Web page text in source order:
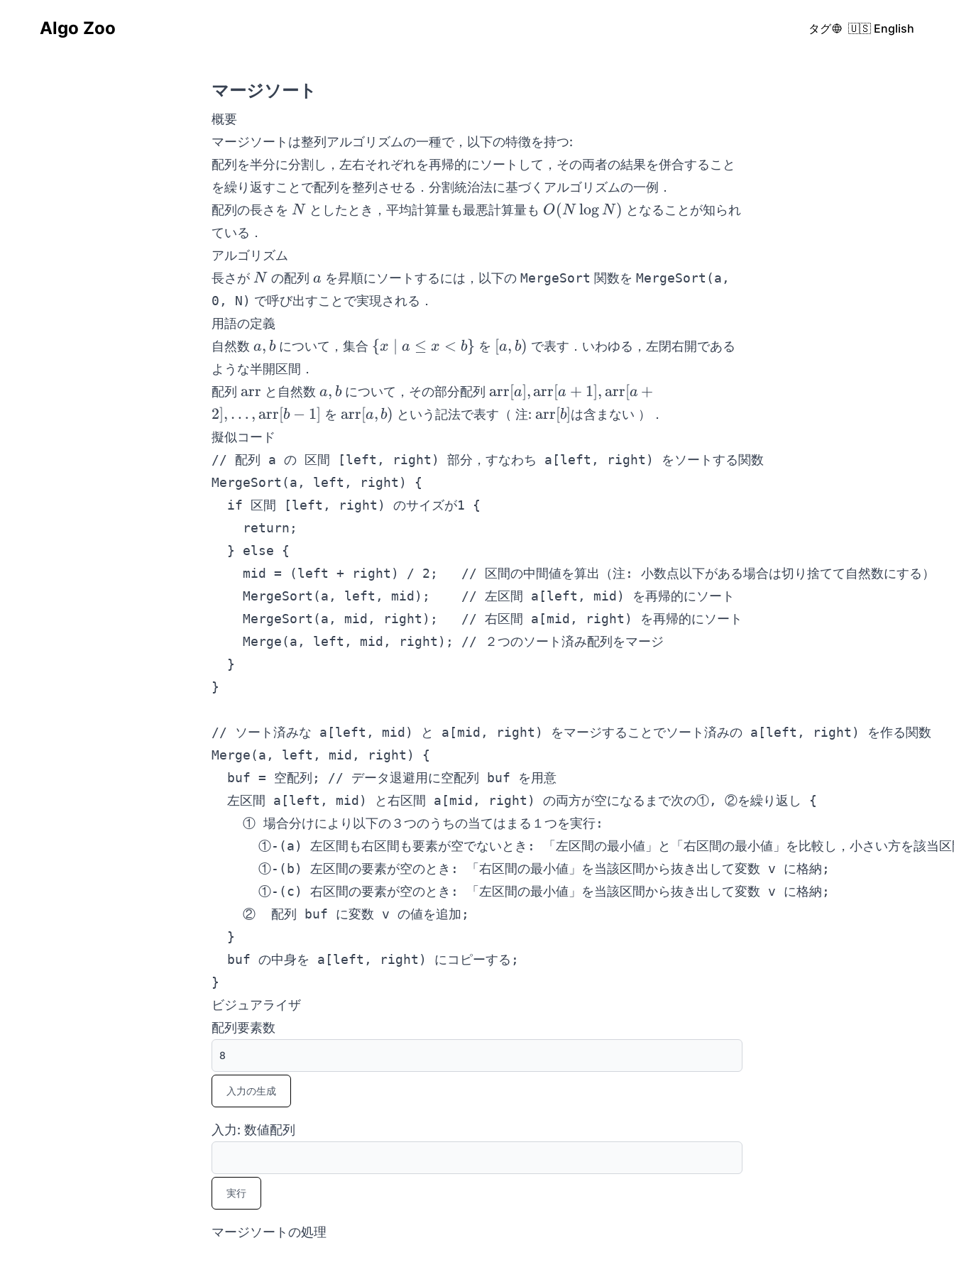
Algo Zoo タグ 🇺🇸 English
マージソート
概要
マージソートは整列アルゴリズムの一種で，以下の特徴を持つ:
配列を半分に分割し，左右それぞれを再帰的にソートして，その両者の結果を併合すること
を繰り返すことで配列を整列させる．分割統治法に基づくアルゴリズムの一例．
配列の長さを N
N としたとき，平均計算量も最悪計算量も O(N
O(N logN) となることが知られ
ている．
アルゴリズム
長さが N
N の配列a
a を昇順にソートするには，以下のMergeSort 関数をMergeSort(a,
0, N) で呼び出すことで実現される．
用語の定義
\gdef\arr{\mathrm{arr}}
自然数 a,
b
a, bについて，集合 \lbrace
x < b
\rbrace
{x ∣ a ≤ x < b} を [a,
[a, b) で表す．いわゆる，左閉右開である
ような半開区間．
配列 \arr
arr と自然数 a,
b
a, bについて，その部分配列 \arr[a],
\arr[a+1],
\arr[a+2],
\arr[b-1]
arr[a],arr[a + 1],arr[a +
2], … ,arr[b − 1] を \arr[a,
arr[a, b) という記法で表す（ 注:\arr[b]
arr[b]は含まない ）．
擬似コード
// 配列 a の 区間 [left, right) 部分，すなわち a[left, right) をソートする関数
MergeSort(a, left, right) {
  if 区間 [left, right) のサイズが1 {
    return;
  } else {
    mid = (left + right) / 2;   // 区間の中間値を算出（注: 小数点以下がある場合は切り捨てて自然数にする）
    MergeSort(a, left, mid);    // 左区間 a[left, mid) を再帰的にソート
    MergeSort(a, mid, right);   // 右区間 a[mid, right) を再帰的にソート
    Merge(a, left, mid, right); // ２つのソート済み配列をマージ
  }
}
// ソート済みな a[left, mid) と a[mid, right) をマージすることでソート済みの a[left, right) を作る関数
Merge(a, left, mid, right) {
  buf = 空配列; // データ退避用に空配列 buf を用意
  左区間 a[left, mid) と右区間 a[mid, right) の両方が空になるまで次の①, ②を繰り返し {
    ① 場合分けにより以下の３つのうちの当てはまる１つを実行:
①-(a) 左区間も右区間も要素が空でないとき: 「左区間の最小値」と「右区間の最小値」を比較し，小さい方を該当
      ①-(b) 左区間の要素が空のとき: 「右区間の最小値」を当該区間から抜き出して変数 v に格納;
      ①-(c) 右区間の要素が空のとき: 「左区間の最小値」を当該区間から抜き出して変数 v に格納;
    ②  配列 buf に変数 v の値を追加;
  }
  buf の中身を a[left, right) にコピーする;
ビジュアライザ
配列要素数
入力の生成
入力: 数値配列
実行
マージソートの処理